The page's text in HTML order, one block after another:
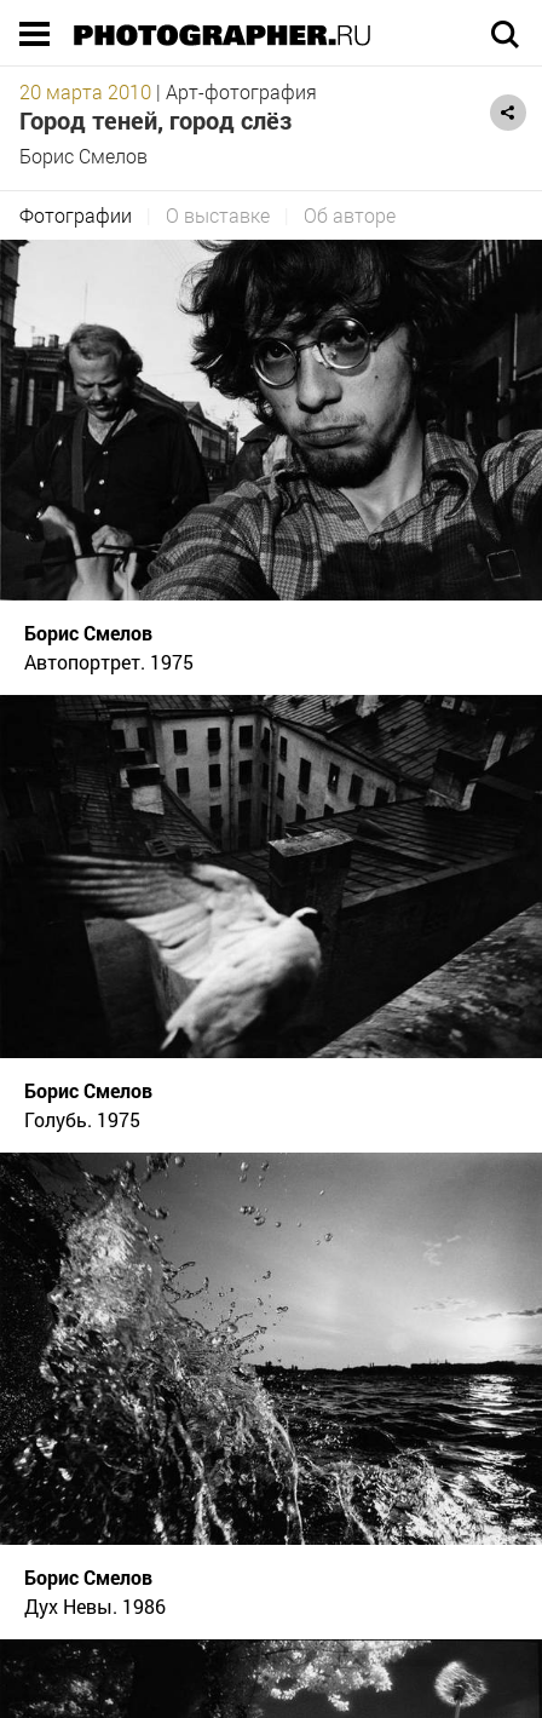
20 марта 2010 | Арт-фотография
Город теней, город слёз
Борис Смелов
Фотографии О выставке Об авторе
Борис Смелов
Автопортрет. 1975
Борис Смелов
Голубь. 1975
Борис Смелов
Дух Невы. 1986